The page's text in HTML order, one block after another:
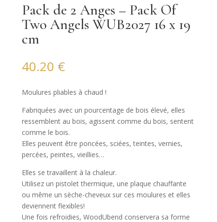
Pack de 2 Anges – Pack Of
Two Angels WUB2027 16 x 19
cm
40.20 €
Moulures pliables à chaud !
Fabriquées avec un pourcentage de bois élevé, elles
ressemblent au bois, agissent comme du bois, sentent
comme le bois.
Elles peuvent être poncées, sciées, teintes, vernies,
percées, peintes, vieillies…
Elles se travaillent à la chaleur.
Utilisez un pistolet thermique, une plaque chauffante
ou même un sèche-cheveux sur ces moulures et elles
deviennent flexibles!
Une fois refroidies, WoodUbend conservera sa forme